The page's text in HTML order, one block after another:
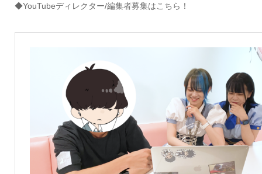
◆YouTubeディレクター/編集者募集はこちら！